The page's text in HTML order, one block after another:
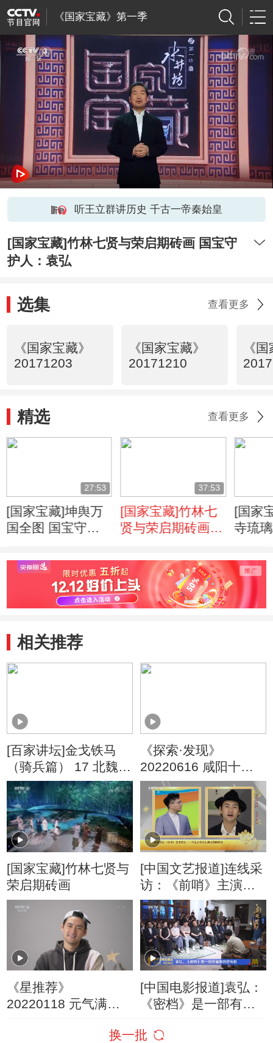
《国家宝藏》第一季
听王立群讲历史 千古一帝秦始皇
[国家宝藏]竹林七贤与荣启期砖画 国宝守
护人：袁弘
选集 查看更多
《国家宝藏》
20171203
《国家宝藏》
20171210
《
精选 查看更多
27:53
[国家宝藏]坤舆万
国全图 国宝守护
37:53
[国家宝藏]竹林七
贤与荣启期砖画
[国家
寺琉
相关推荐
[百家讲坛]金戈铁马
（骑兵篇） 17 北魏灭
夏 大夏国灭亡
《探索·发现》
20220616 咸阳十六
国墓葬群（3）
[国家宝藏]竹林七贤与
荣启期砖画
[中国文艺报道]连线采
访：《前哨》主演袁
弘——毕业后首次出
演话剧的收获
《星推荐》
20220118 元气满满
[中国电影报道]袁弘：
《密档》是一部有诚
换一批